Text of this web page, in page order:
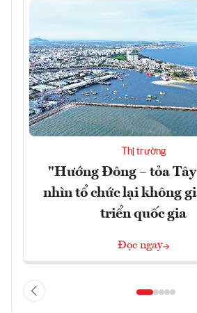
Thị trường
"Hướng Đông – tỏa
nhìn tổ chức lại không
triển quốc gia
Đọc ngay